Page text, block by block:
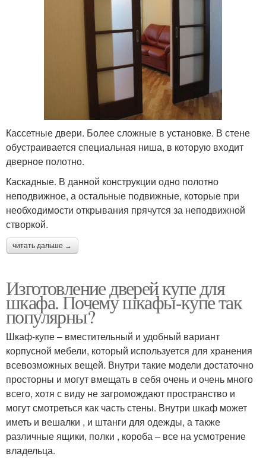
Кассетные двери. Более сложные в установке. В стене
обустраивается специальная ниша, в которую входит
дверное полотно.
Каскадные. В данной конструкции одно полотно
неподвижное, а остальные подвижные, которые при
необходимости открывания прячутся за неподвижной
створкой.
читать дальше →
Изготовление дверей купе для
шкафа. Почему шкафы-купе так
популярны?
Шкаф-купе – вместительный и удобный вариант
корпусной мебели, который используется для хранения
всевозможных вещей. Внутри такие модели достаточно
просторны и могут вмещать в себя очень и очень много
всего, хотя с виду не загромождают пространство и
могут смотреться как часть стены. Внутри шкаф может
иметь и вешалки , и штанги для одежды, а также
различные ящики, полки , короба – все на усмотрение
владельца.